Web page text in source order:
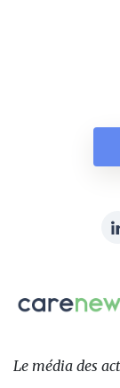
sur:
Le
des
Le média des